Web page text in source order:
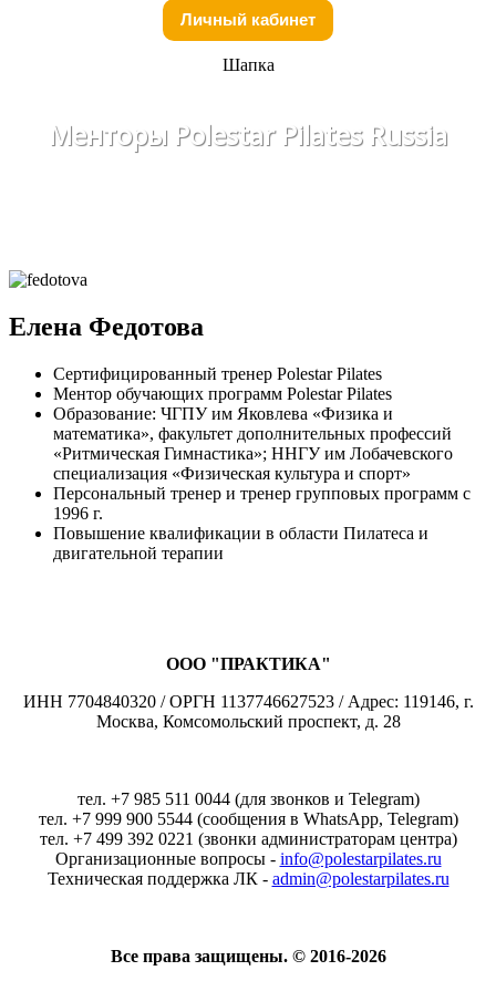
Личный кабинет
Шапка
Менторы Polestar Pilates Russia
Елена Федотова
Сертифицированный тренер Polestar Pilates
Ментор обучающих программ Polestar Pilates
Образование: ЧГПУ им Яковлева «Физика и
математика», факультет дополнительных профессий
«Ритмическая Гимнастика»; ННГУ им Лобачевского
специализация «Физическая культура и спорт»
Персональный тренер и тренер групповых программ с
1996 г.
Повышение квалификации в области Пилатеса и
двигательной терапии
ООО "ПРАКТИКА"
ИНН 7704840320 / ОРГН 1137746627523 / Адрес: 119146, г.
Москва, Комсомольский проспект, д. 28
тел. +7 985 511 0044 (для звонков и Telegram)
тел. +7 999 900 5544 (сообщения в WhatsApp, Telegram)
тел. +7 499 392 0221 (звонки администраторам центра)
Организационные вопросы - info@polestarpilates.ru
Техническая поддержка ЛК - admin@polestarpilates.ru
Все права защищены. © 2016-2026